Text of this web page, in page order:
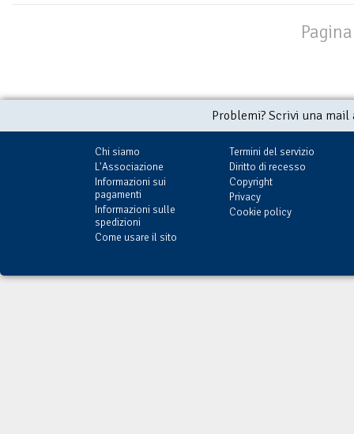
Problemi? Scrivi una
Chi siamo
L'Associazione
Informazioni sui
pagamenti
Informazioni sulle
spedizioni
Come usare il sito
Termini del servizio
Diritto di recesso
Copyright
Privacy
Cookie policy